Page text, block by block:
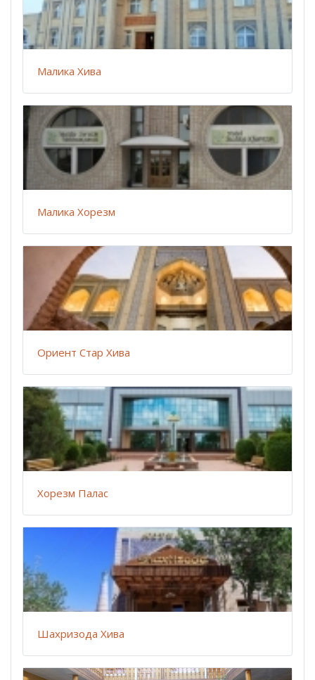
Малика Хива
Малика Хорезм
Ориент Стар Хива
Хорезм Палас
Шахризода Хива